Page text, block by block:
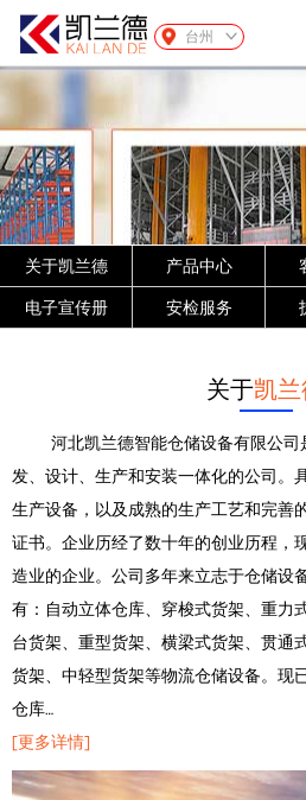
台州
关于凯兰德 产品中心
电子宣传册 安检服务
关于凯
河北凯兰德智能仓储设备有限公司
发、设计、生产和安装一体化的公司。
生产设备，以及成熟的生产工艺和完善
证书。企业历经了数十年的创业历程，
造业的企业。公司多年来立志于仓储设
有：自动立体仓库、穿梭式货架、重力
台货架、重型货架、横梁式货架、贯通
货架、中轻型货架等物流仓储设备。现
仓库…
[更多详情]